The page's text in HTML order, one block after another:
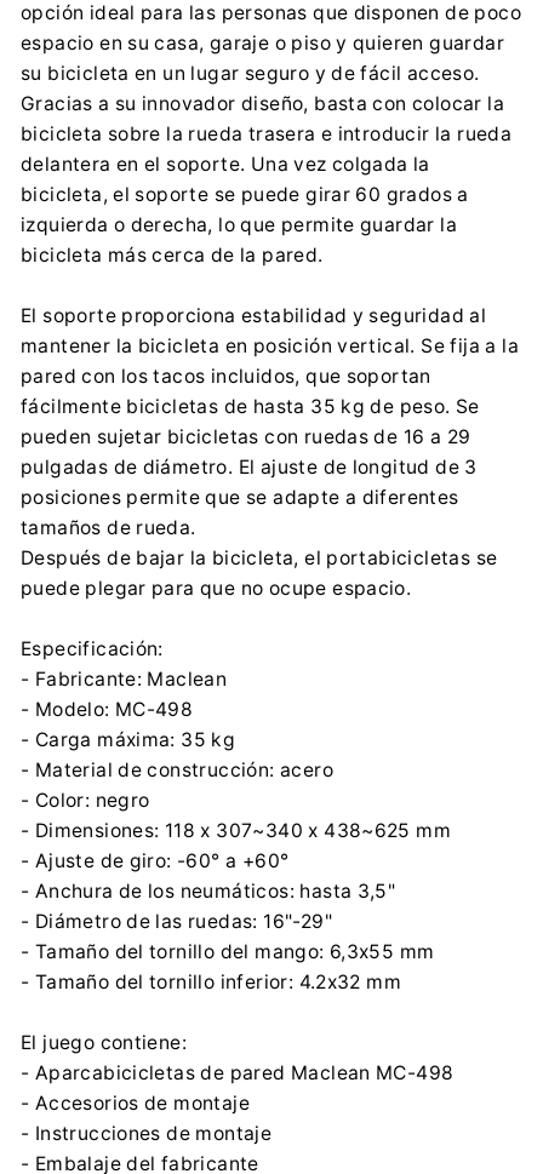
Importador:
Centrumelektroniki.EU Sp. z o.o.
Korfantego 7, 42-600 Tarnowskie Góry
contact@centrumelektroniki.pl
+48 32 284 72 22
opción ideal para las personas que disponen de poco
espacio en su casa, garaje o piso y quieren guardar
su bicicleta en un lugar seguro y de fácil acceso.
Gracias a su innovador diseño, basta con colocar la
bicicleta sobre la rueda trasera e introducir la rueda
delantera en el soporte. Una vez colgada la
bicicleta, el soporte se puede girar 60 grados a
izquierda o derecha, lo que permite guardar la
bicicleta más cerca de la pared.
El soporte proporciona estabilidad y seguridad al
mantener la bicicleta en posición vertical. Se fija a la
pared con los tacos incluidos, que soportan
fácilmente bicicletas de hasta 35 kg de peso. Se
pueden sujetar bicicletas con ruedas de 16 a 29
pulgadas de diámetro. El ajuste de longitud de 3
posiciones permite que se adapte a diferentes
tamaños de rueda.
Después de bajar la bicicleta, el portabicicletas se
puede plegar para que no ocupe espacio.
Especificación:
- Fabricante: Maclean
- Modelo: MC-498
- Carga máxima: 35 kg
- Material de construcción: acero
- Color: negro
- Dimensiones: 118 x 307~340 x 438~625 mm
- Ajuste de giro: -60° a +60°
- Anchura de los neumáticos: hasta 3,5"
- Diámetro de las ruedas: 16"-29"
- Tamaño del tornillo del mango: 6,3x55 mm
- Tamaño del tornillo inferior: 4.2x32 mm
El juego contiene:
- Aparcabicicletas de pared Maclean MC-498
- Accesorios de montaje
- Instrucciones de montaje
- Embalaje del fabricante